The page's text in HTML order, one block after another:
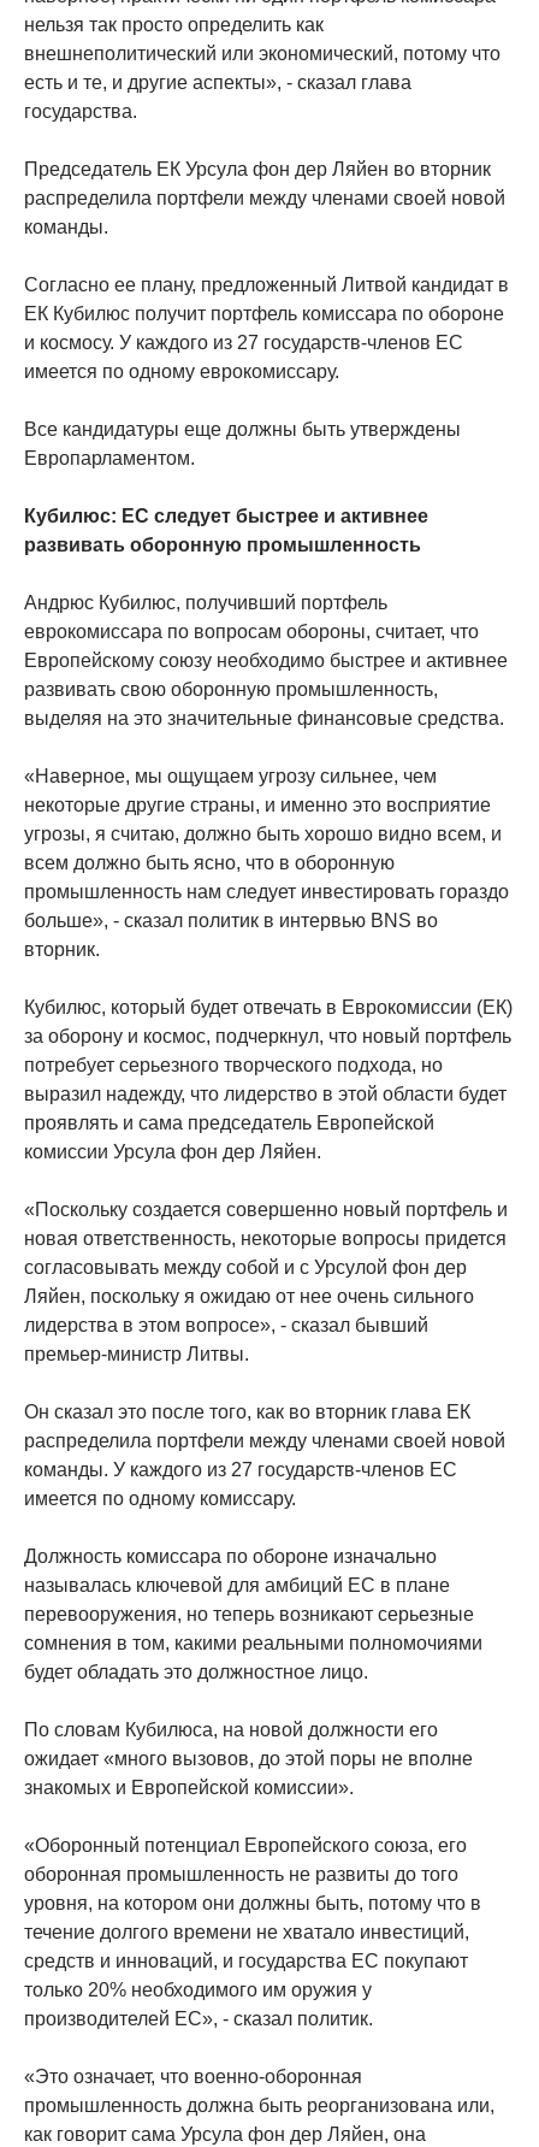
нельзя так просто определить как
внешнеполитический или экономический, потому что
есть и те, и другие аспекты», - сказал глава
государства.
Председатель ЕК Урсула фон дер Ляйен во вторник
распределила портфели между членами своей новой
команды.
Согласно ее плану, предложенный Литвой кандидат в
ЕК Кубилюс получит портфель комиссара по обороне
и космосу. У каждого из 27 государств-членов ЕС
имеется по одному еврокомиссару.
Все кандидатуры еще должны быть утверждены
Европарламентом.
Кубилюс: ЕС следует быстрее и активнее
развивать оборонную промышленность
Андрюс Кубилюс, получивший портфель
еврокомиссара по вопросам обороны, считает, что
Европейскому союзу необходимо быстрее и активнее
развивать свою оборонную промышленность,
выделяя на это значительные финансовые средства.
«Наверное, мы ощущаем угрозу сильнее, чем
некоторые другие страны, и именно это восприятие
угрозы, я считаю, должно быть хорошо видно всем, и
всем должно быть ясно, что в оборонную
промышленность нам следует инвестировать гораздо
больше», - сказал политик в интервью BNS во
вторник.
Кубилюс, который будет отвечать в Еврокомиссии (ЕК)
за оборону и космос, подчеркнул, что новый портфель
потребует серьезного творческого подхода, но
выразил надежду, что лидерство в этой области будет
проявлять и сама председатель Европейской
комиссии Урсула фон дер Ляйен.
«Поскольку создается совершенно новый портфель и
новая ответственность, некоторые вопросы придется
согласовывать между собой и с Урсулой фон дер
Ляйен, поскольку я ожидаю от нее очень сильного
лидерства в этом вопросе», - сказал бывший
премьер-министр Литвы.
Он сказал это после того, как во вторник глава ЕК
распределила портфели между членами своей новой
команды. У каждого из 27 государств-членов ЕС
имеется по одному комиссару.
Должность комиссара по обороне изначально
называлась ключевой для амбиций ЕС в плане
перевооружения, но теперь возникают серьезные
сомнения в том, какими реальными полномочиями
будет обладать это должностное лицо.
По словам Кубилюса, на новой должности его
ожидает «много вызовов, до этой поры не вполне
знакомых и Европейской комиссии».
«Оборонный потенциал Европейского союза, его
оборонная промышленность не развиты до того
уровня, на котором они должны быть, потому что в
течение долгого времени не хватало инвестиций,
средств и инноваций, и государства ЕС покупают
только 20% необходимого им оружия у
производителей ЕС», - сказал политик.
«Это означает, что военно-оборонная
промышленность должна быть реорганизована или,
как говорит сама Урсула фон дер Ляйен, она